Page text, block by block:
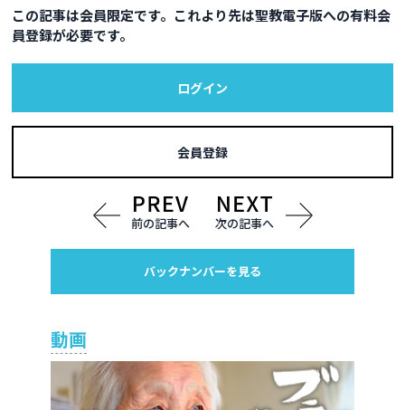
この記事は会員限定です。これより先は聖教電子版への有料会
員登録が必要です。
ログイン
会員登録
前の記事へ 次の記事へ
バックナンバーを見る
動画